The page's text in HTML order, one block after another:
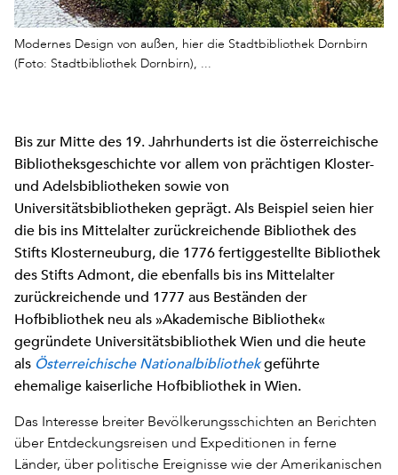
Modernes Design von außen, hier die Stadtbibliothek Dornbirn
(Foto: Stadtbibliothek Dornbirn), ...
Bis zur Mitte des 19. Jahrhunderts ist die österreichische
Bibliotheksgeschichte vor allem von prächtigen Kloster-
und Adelsbibliotheken sowie von
Universitätsbibliotheken geprägt. Als Beispiel seien hier
die bis ins Mittelalter zurückreichende Bibliothek des
Stifts Klosterneuburg, die 1776 fertiggestellte Bibliothek
des Stifts Admont, die ebenfalls bis ins Mittelalter
zurückreichende und 1777 aus Beständen der
Hofbibliothek neu als »Akademische Bibliothek«
gegründete Universitätsbibliothek Wien und die heute
als Österreichische Nationalbibliothekgeführte
ehemalige kaiserliche Hofbibliothek in Wien.
Das Interesse breiter Bevölkerungsschichten an Berichten
über Entdeckungsreisen und Expeditionen in ferne
Länder, über politische Ereignisse wie der Amerikanischen